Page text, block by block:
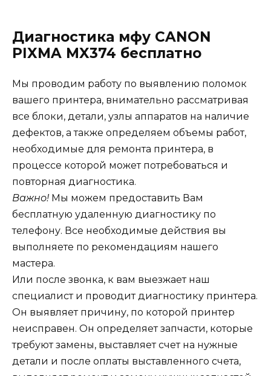
Диагностика мфу CANON
PIXMA MX374 бесплатно
Мы проводим работу по выявлению поломок
вашего принтера, внимательно рассматривая
все блоки, детали, узлы аппаратов на наличие
дефектов, а также определяем объемы работ,
необходимые для ремонта принтера, в
процессе которой может потребоваться и
повторная диагностика.
Важно! Мы можем предоставить Вам
бесплатную удаленную диагностику по
телефону. Все необходимые действия вы
выполняете по рекомендациям нашего
мастера.
Или после звонка, к вам выезжает наш
специалист и проводит диагностику принтера.
Он выявляет причину, по которой принтер
неисправен. Он определяет запчасти, которые
требуют замены, выставляет счет на нужные
детали и после оплаты выставленного счета,